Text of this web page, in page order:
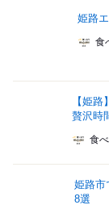
姫路
食
【姫
贅沢時
食
姫路市
8選